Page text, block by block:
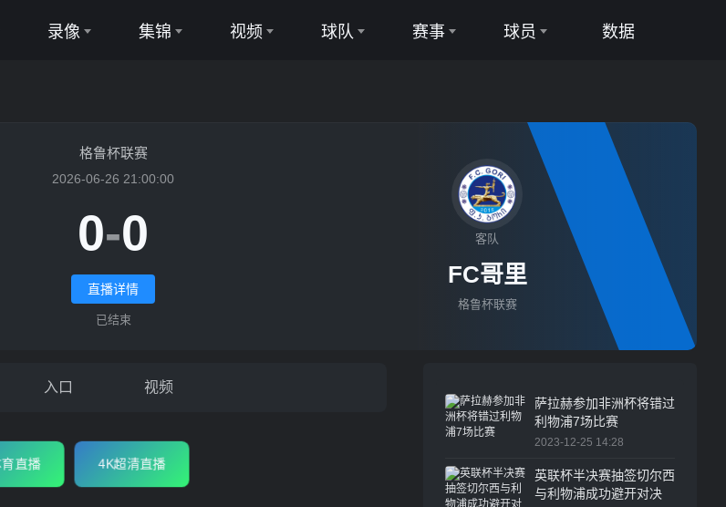
录像 集锦 视频 球队 赛事 球员
篮球球员
数据
里直播
格鲁杯联赛
2026-06-26 21:00:00
0-0
直播详情
已结束
客队
FC哥里
格鲁杯联赛
入口 视频
直播 4K超清直播
萨拉赫参加非洲杯将错过
利物浦7场比赛
2023-12-25 14:28
英联杯半决赛抽签切尔西
与利物浦成功避开对决